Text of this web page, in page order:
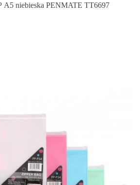
A5 niebieska PENMATE TT6697